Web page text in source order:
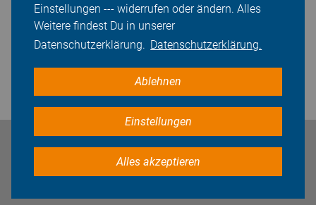
Einstellungen --- widerrufen oder ändern. Alles
Weitere findest Du in unserer
Datenschutzerklärung. Datenschutzerklärung.
Ablehnen
Einstellungen
Alles akzeptieren
Bleiben Sie in Kontakt